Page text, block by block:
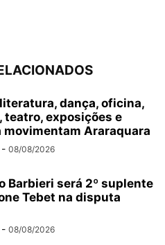
dança, oficina,
teatro, exposições e
movimentam Araraquara
- 08/08/2026
Barbieri será 2º suplente
Tebet na disputa
- 08/08/2026